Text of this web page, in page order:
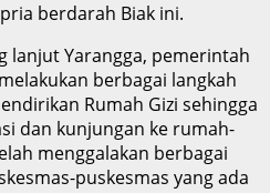
berdarah Biak ini.
lanjut Yarangga, pemerintah
berbagai langkah
Rumah Gizi sehingga
dan kunjungan ke rumah-
menggalakan berbagai
puskesmas yang ada